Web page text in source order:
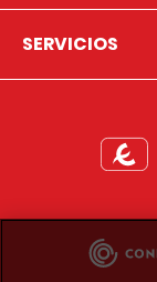
SERVICIOS